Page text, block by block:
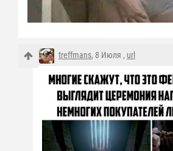
treffmans, 8 Июля , url